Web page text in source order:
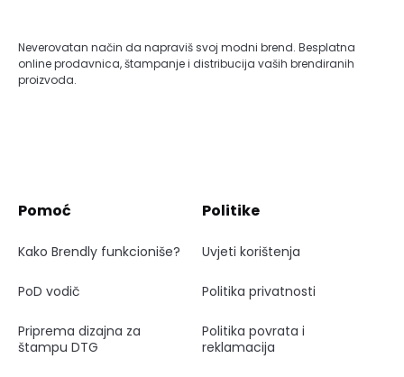
Neverovatan način da napraviš svoj modni brend. Besplatna
online prodavnica, štampanje i distribucija vaših brendiranih
proizvoda.
Pomoć
Kako Brendly funkcioniše?
PoD vodič
Priprema dizajna za
štampu DTG
Politike
Uvjeti korištenja
Politika privatnosti
Politika povrata i
reklamacija